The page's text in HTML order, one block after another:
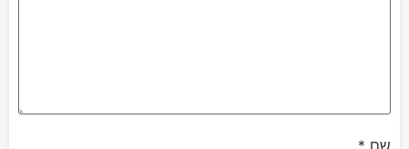
שם *